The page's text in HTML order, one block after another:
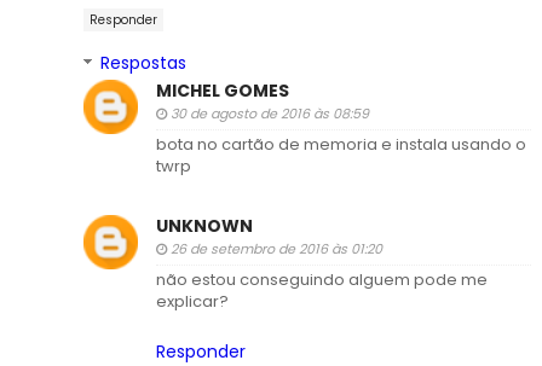
Responder
Respostas
MICHEL GOMES
30 de agosto de 2016 às 08:59
bota no cartão de memoria e instala usando o
twrp
UNKNOWN
26 de setembro de 2016 às 01:20
não estou conseguindo alguem pode me
explicar?
Responder